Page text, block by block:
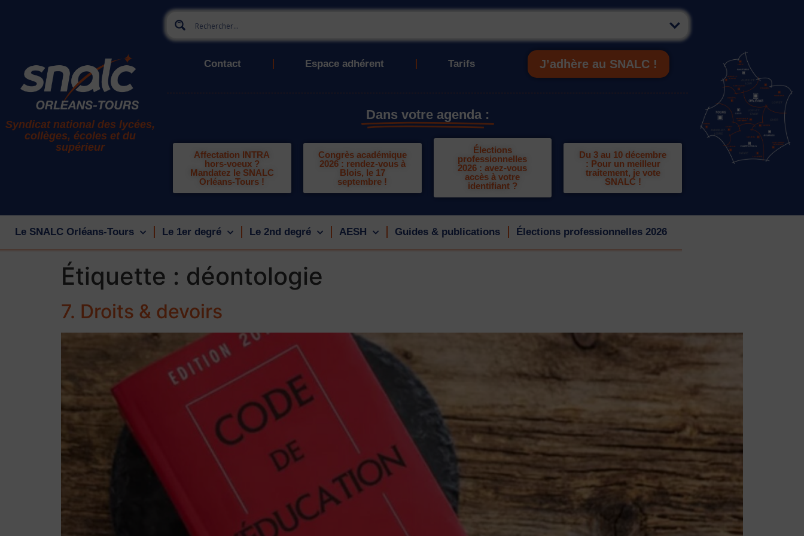
Syndicat national des lycées,
collèges, écoles et du
supérieur
Contact Espace adhérent Tarifs J’adhère au SNALC !
Dans votre agenda :
Affectation INTRA
hors-voeux ?
Mandatez le SNALC
Orléans-Tours !
Congrès académique
2026 : rendez-vous à
Blois, le 17
septembre !
Élections
professionnelles
2026 : avez-vous
accès à votre
identifiant ?
Du 3 au 10 décembre
: Pour un meilleur
traitement, je vote
SNALC !
Le SNALC Orléans-Tours Le 1er degré Le 2nd degré AESH Guides & publications Élections professionnelles 2026
Étiquette : déontologie
7. Droits & devoirs